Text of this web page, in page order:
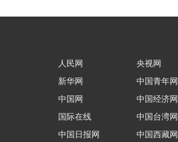
人民网
新华网
中国网
国际在线
中国日报网
央视网
中国青年网
中国经济网
中国台湾网
中国西藏网